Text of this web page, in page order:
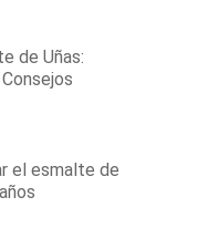
de Uñas:
el esmalte de